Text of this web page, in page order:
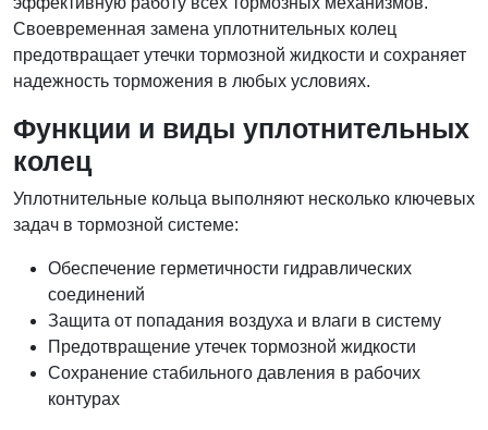
Своевременная замена уплотнительных колец
предотвращает утечки тормозной жидкости и сохраняет
надежность торможения в любых условиях.
Функции и виды уплотнительных
колец
Уплотнительные кольца выполняют несколько ключевых
задач в тормозной системе:
Обеспечение герметичности гидравлических
соединений
Защита от попадания воздуха и влаги в систему
Предотвращение утечек тормозной жидкости
Сохранение стабильного давления в рабочих
контурах